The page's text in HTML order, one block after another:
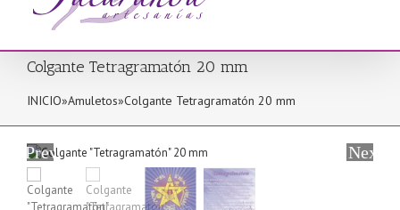
Colgante Tetragramatón 20 mm
INICIO»Amuletos»Colgante Tetragramatón 20 mm
Previous Next